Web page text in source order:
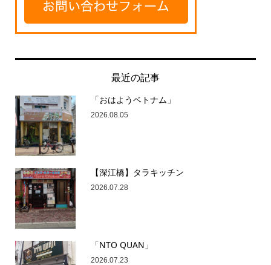
最近の記事
「おはようベトナム」
2026.08.05
【深江橋】タラキッチン
2026.07.28
「NTO QUAN」
2026.07.23